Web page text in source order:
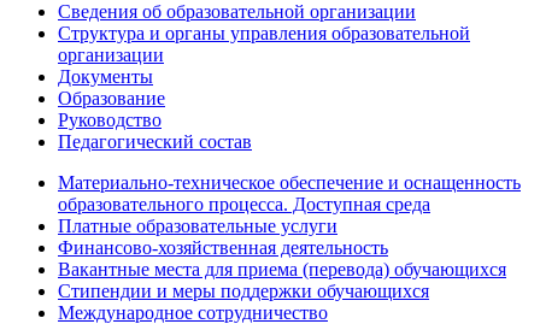
Сведения об образовательной организации
Структура и органы управления образовательной
организации
Документы
Образование
Руководство
Педагогический состав
Материально-техническое обеспечение и оснащенность
образовательного процесса. Доступная среда
Платные образовательные услуги
Финансово-хозяйственная деятельность
Вакантные места для приема (перевода) обучающихся
Стипендии и меры поддержки обучающихся
Международное сотрудничество